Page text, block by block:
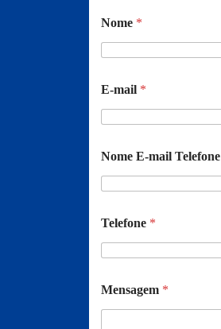
Nome *
E-mail *
Nome E-mail Telefone
Telefone *
Mensagem *